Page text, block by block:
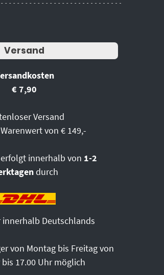
Versand
€ 7,90
Versand
von € 149,-
erfolgt innerhalb von 1-2
durch
innerhalb Deutschlands
von Montag bis Freitag von
bis 17.00 Uhr möglich